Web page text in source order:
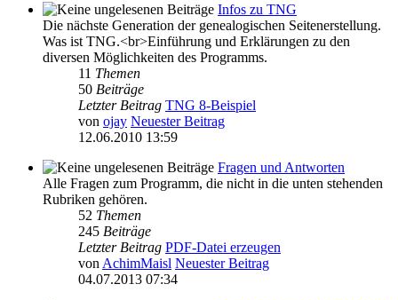
Infos zu TNG
Die nächste Generation der genealogischen Seitenerstellung.
Was ist TNG.<br>Einführung und Erklärungen zu den
diversen Möglichkeiten des Programms.
11 Themen
50 Beiträge
Letzter Beitrag TNG 8-Beispiel
von ojay Neuester Beitrag
12.06.2010 13:59
Fragen und Antworten
Alle Fragen zum Programm, die nicht in die unten stehenden
Rubriken gehören.
52 Themen
245 Beiträge
Letzter Beitrag PDF-Datei erzeugen
von AchimMaisl Neuester Beitrag
04.07.2013 07:34